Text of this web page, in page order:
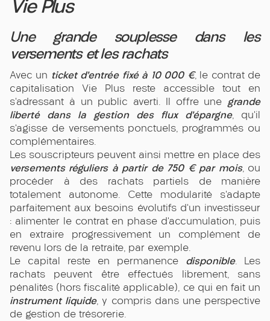
Vie Plus
Une grande souplesse dans les
versements et les rachats
Avec un ticket d’entrée fixé à 10 000 €, le contrat de
capitalisation Vie Plus reste accessible tout en
s’adressant à un public averti. Il offre une grande
liberté dans la gestion des flux d’épargne, qu’il
s’agisse de versements ponctuels, programmés ou
complémentaires.
Les souscripteurs peuvent ainsi mettre en place des
versements réguliers à partir de 750 € par mois, ou
procéder à des rachats partiels de manière
totalement autonome. Cette modularité s’adapte
parfaitement aux besoins évolutifs d’un investisseur
: alimenter le contrat en phase d’accumulation, puis
en extraire progressivement un complément de
revenu lors de la retraite, par exemple.
Le capital reste en permanence disponible. Les
rachats peuvent être effectués librement, sans
pénalités (hors fiscalité applicable), ce qui en fait un
instrument liquide, y compris dans une perspective
de gestion de trésorerie.